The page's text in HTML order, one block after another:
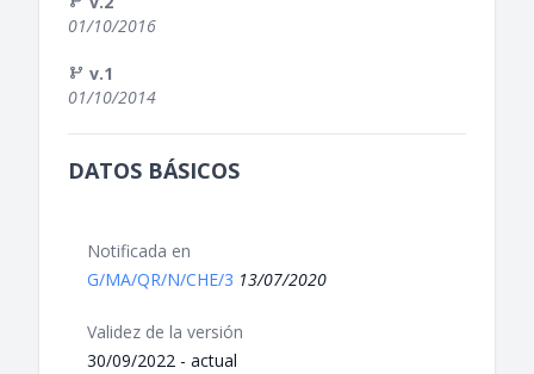
01/10/2016
v.1
01/10/2014
DATOS BÁSICOS
Notificada en
G/MA/QR/N/CHE/3 13/07/2020
Validez de la versión
30/09/2022 - actual